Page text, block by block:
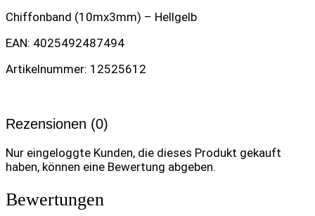
Chiffonband (10mx3mm) – Hellgelb
EAN: 4025492487494
Artikelnummer: 12525612
Rezensionen (0)
Nur eingeloggte Kunden, die dieses Produkt gekauft
haben, können eine Bewertung abgeben.
Bewertungen